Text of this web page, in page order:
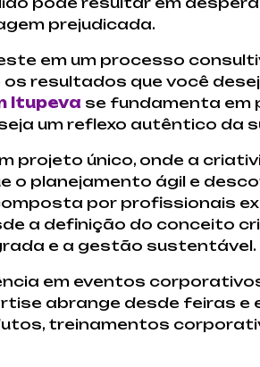
prejudicada.
em um processo
os resultados que você
Itupeva se fundamenta em
um reflexo autêntico da
projeto único, onde a
o planejamento ágil e
por profissionais
a definição do conceito
e a gestão sustentável.
em eventos
abrange desde feiras
treinamentos